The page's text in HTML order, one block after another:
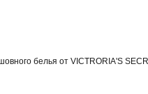
белья от VICTRORIA'S